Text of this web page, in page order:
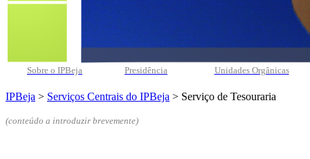
Sobre o IPBeja Presidência Unidades Orgânicas
IPBeja > Serviços Centrais do IPBeja > Serviço de Tesouraria
(conteúdo a introduzir brevemente)